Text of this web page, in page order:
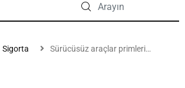
Sigorta Sürücüsüz araçlar primleri…